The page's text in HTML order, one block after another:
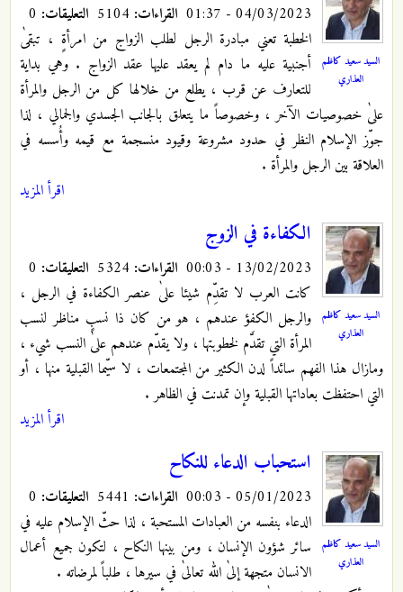
السيد سعيد كاظم
العذاري
04/03/2023 - 01:37 القراءات: التعليقات:
الخطبة تعني مبادرة الرجل لطلب الزواج من امرأةٍ ، تبقىٰ
أجنبية عليه ما دام لم يعقد عليها عقد الزواج . وهي بداية
للتعارف عن قرب ، يطلع من خلالها كل من الرجل والمرأة
علىٰ خصوصيات الآخر ، وخصوصاً ما يتعلق بالجانب الجسدي والجمالي ، لذا
جوّز الإسلام النظر في حدود مشروعة وقيود منسجمة مع قيمه وأُسسه في
العلاقة بين الرجل والمرأة .
اقرأ المزيد
السيد سعيد كاظم
العذاري
الكفاءة في الزوج
13/02/2023 - 00:03 القراءات: التعليقات:
كانت العرب لا تقدِّم شيئا علىٰ عنصر الكفاءة في الرجل ،
والرجل الكفؤ عندهم ، هو من كان ذا نسبٍ مناظر لنسب
المرأة التي تقدَّم لخطوبتها ، ولا يقدّم عندهم علىٰ النسب شيء ،
ومازال هذا الفهم سائداً لدن الكثير من المجتمعات ، لا سيّما القبلية منها ، أو
التي احتفظت بعاداتها القبلية وإن تمدنت في الظاهر .
اقرأ المزيد
السيد سعيد كاظم
العذاري
استحباب الدعاء للنكاح
05/01/2023 - 00:03 القراءات: التعليقات:
الدعاء بنفسه من العبادات المستحبة ، لذا حثّ الإسلام عليه في
سائر شؤون الإنسان ، ومن بينها النكاح ، لتكون جميع أعمال
الانسان متجهة إلىٰ الله تعالىٰ في سيرها ، طلباً لمرضاته .